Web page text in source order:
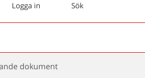
Logga in Sök
dokument